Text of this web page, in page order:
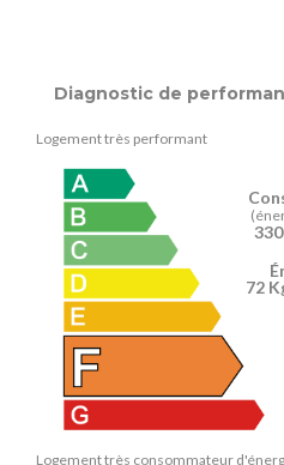
Diagnostic de
Logement très performant
Logement très consommateur
72